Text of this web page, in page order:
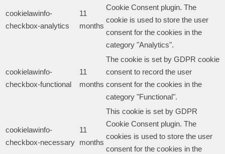
cookielawinfo-
checkbox-analytics
11
months
Cookie Consent plugin. The
cookie is used to store the user
consent for the cookies in the
category "Analytics".
cookielawinfo-
checkbox-functional
11
months
The cookie is set by GDPR cookie
consent to record the user
consent for the cookies in the
category "Functional".
cookielawinfo-
checkbox-necessary
11
months
This cookie is set by GDPR
Cookie Consent plugin. The
cookies is used to store the user
consent for the cookies in the